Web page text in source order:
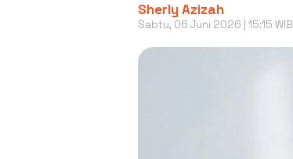
Sherly Azizah
Sabtu, 06 Juni 2026 | 15:15 WIB